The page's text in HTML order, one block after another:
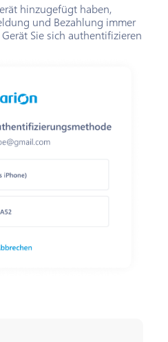
hinzugefügt haben,
und Bezahlung immer
Sie sich authentifizieren